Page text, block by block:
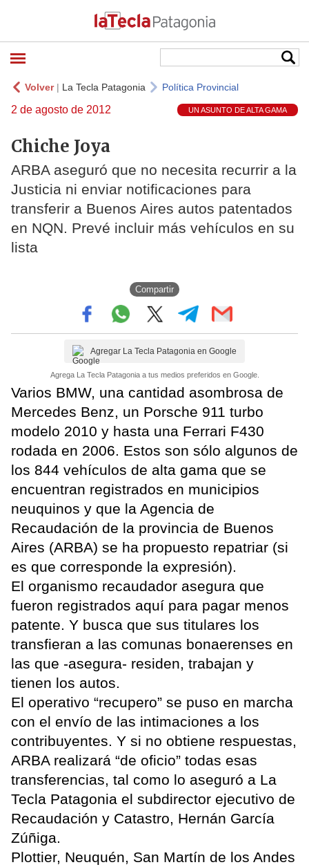
Volver| La Tecla Patagonia Política Provincial
2 de agosto de 2012 UN ASUNTO DE ALTA GAMA
Chiche Joya
ARBA aseguró que no necesita recurrir a la
Justicia ni enviar notificaciones para
transferir a Buenos Aires autos patentados
en NQN. Prevé incluir más vehículos en su
lista
Compartir
Agregar La Tecla Patagonia en Google
Agrega La Tecla Patagonia a tus medios preferidos en Google.
Varios BMW, una cantidad asombrosa de
Mercedes Benz, un Porsche 911 turbo
modelo 2010 y hasta una Ferrari F430
rodada en 2006. Estos son sólo algunos de
los 844 vehículos de alta gama que se
encuentran registrados en municipios
neuquinos y que la Agencia de
Recaudación de la provincia de Buenos
Aires (ARBA) se ha propuesto repatriar (si
es que corresponde la expresión).
El organismo recaudador asegura que
fueron registrados aquí para pagar menos
patente. Y busca que sus titulares los
transfieran a las comunas bonaerenses en
las que -asegura- residen, trabajan y
tienen los autos.
El operativo “recupero” se puso en marcha
con el envío de las intimaciones a los
contribuyentes. Y si no obtiene respuestas,
ARBA realizará “de oficio” todas esas
transferencias, tal como lo aseguró a La
Tecla Patagonia el subdirector ejecutivo de
Recaudación y Catastro, Hernán García
Zúñiga.
Plottier, Neuquén, San Martín de los Andes